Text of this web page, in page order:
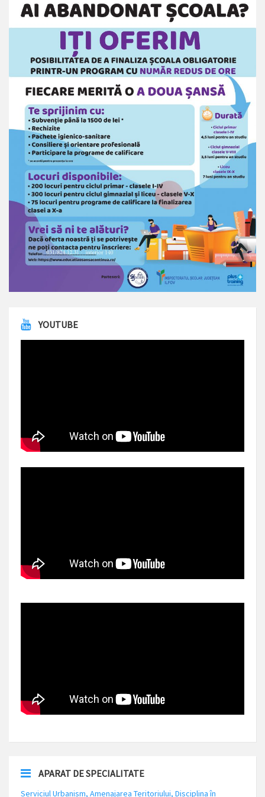
YOUTUBE
APARAT DE SPECIALITATE
Serviciul Urbanism, Amenajarea Teritoriului, Disciplina în